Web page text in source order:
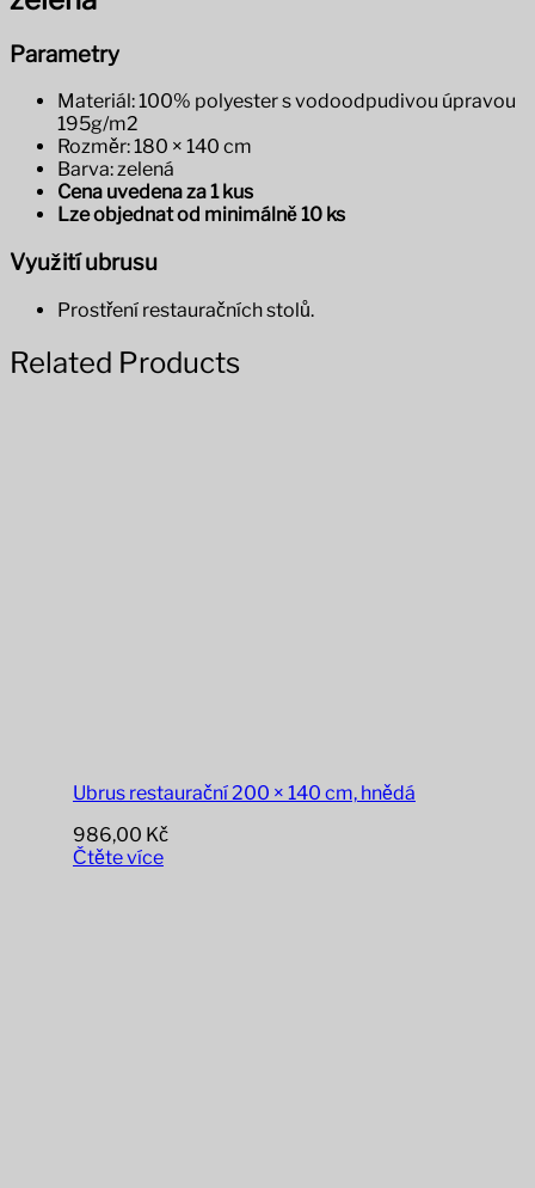
Parametry
Materiál: 100% polyester s vodoodpudivou úpravou
195g/m2
Rozměr: 180 × 140 cm
Barva: zelená
Cena uvedena za 1 kus
Lze objednat od minimálně 10 ks
Využití ubrusu
Prostření restauračních stolů.
Related Products
Ubrus restaurační 200 × 140 cm, hnědá
986,00 Kč
Čtěte více